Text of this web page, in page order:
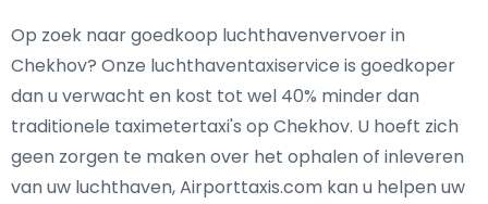
Op zoek naar goedkoop luchthavenvervoer in
Chekhov? Onze luchthaventaxiservice is goedkoper
dan u verwacht en kost tot wel 40% minder dan
traditionele taximetertaxi's op Chekhov. U hoeft zich
geen zorgen te maken over het ophalen of inleveren
van uw luchthaven, Airporttaxis.com kan u helpen uw